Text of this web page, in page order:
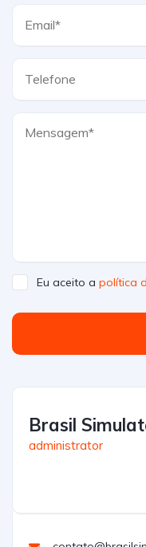
Eu aceito a política
Brasil
administrator